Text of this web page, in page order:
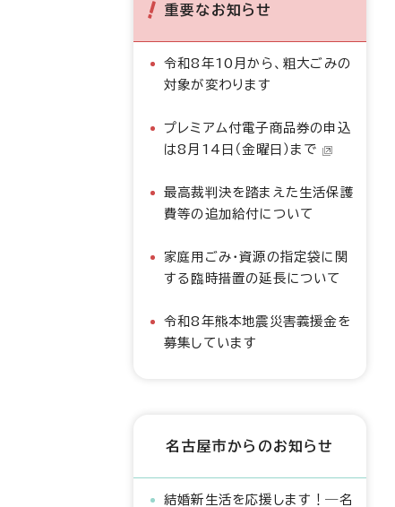
重要なお知らせ
令和8年10月から、粗大ごみの
対象が変わります
プレミアム付電子商品券の申込
は8月14日（金曜日）まで
最高裁判決を踏まえた生活保護
費等の追加給付について
家庭用ごみ・資源の指定袋に関
する臨時措置の延長について
令和8年熊本地震災害義援金を
募集しています
名古屋市からのお知らせ
結婚新生活を応援します！―名